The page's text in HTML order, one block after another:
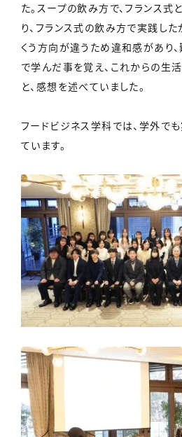
た。スープの飲み方で、フランス式
り、フランス式の飲み方で実践し
くう方向が違うため違和感があり
で学んだ事を覚え、これからの生
と、感想を述べていました。
フードビジネス学科では、学外で
ています。